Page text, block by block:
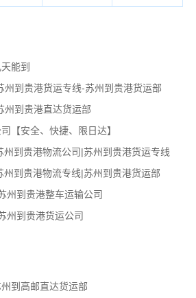
能到
州到贵港货运专线-苏州到贵港货运部
州到贵港直达货运部
【安全、快捷、限日达】
州到贵港物流公司|苏州到贵港货运专线
州到贵港物流专线|苏州到贵港货运部
州到贵港整车运输公司
州到贵港货运公司
到高邮直达货运部